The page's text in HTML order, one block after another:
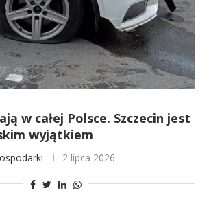
w całej Polsce. Szczecin jest
wyjątkiem
2 lipca 2026